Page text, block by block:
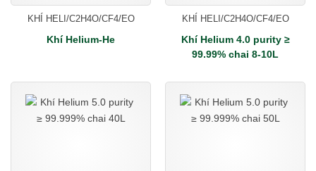
KHÍ HELI/C2H4O/CF4/EO
Khí Helium-He
KHÍ HELI/C2H4O/CF4/EO
Khí Helium 4.0 purity ≥
99.99% chai 8-10L